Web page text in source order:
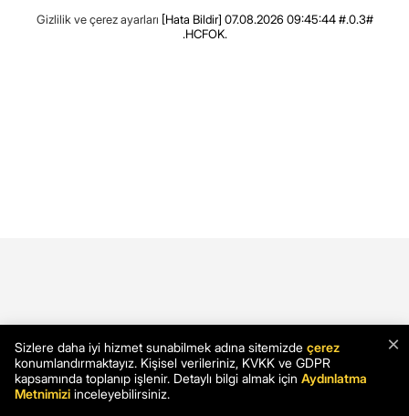
Gizlilik ve çerez ayarları [Hata Bildir] 07.08.2026 09:45:44 #.0.3#
.HCFOK.
×
Sizlere daha iyi hizmet sunabilmek adına sitemizde çerez
konumlandırmaktayız. Kişisel verileriniz, KVKK ve GDPR
kapsamında toplanıp işlenir. Detaylı bilgi almak için Aydınlatma
Metnimizi inceleyebilirsiniz.